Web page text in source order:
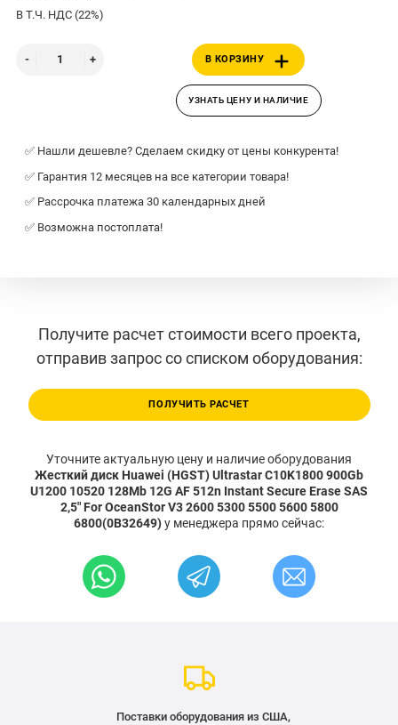
В Т.Ч. НДС (22%)
В КОРЗИНУ
УЗНАТЬ ЦЕНУ И НАЛИЧИЕ
✅ Нашли дешевле? Сделаем скидку от цены конкурента!
✅ Гарантия 12 месяцев на все категории товара!
✅ Рассрочка платежа 30 календарных дней
✅ Возможна постоплата!
Получите расчет стоимости всего проекта,
отправив запрос со списком оборудования:
ПОЛУЧИТЬ РАСЧЕТ
Уточните актуальную цену и наличие оборудования
Жесткий диск Huawei (HGST) Ultrastar C10K1800 900Gb
U1200 10520 128Mb 12G AF 512n Instant Secure Erase SAS
2,5" For OceanStor V3 2600 5300 5500 5600 5800
6800(0B32649)у менеджера прямо сейчас:
Поставки оборудования из США,